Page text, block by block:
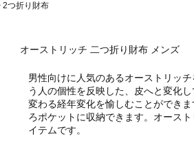
2つ折り財布
オーストリッチ 二つ折り財布 メンズ
男性向けに人気のあるオーストリッ
う人の個性を反映した、皮へと変化
変わる経年変化を愉しむことができ
ろポケットに収納できます。オース
イテムです。